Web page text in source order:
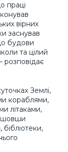
праці
вірних
заснував
будови
та цілий
розповідає
Землі,
кораблями,
літаками,
бібліотеки,